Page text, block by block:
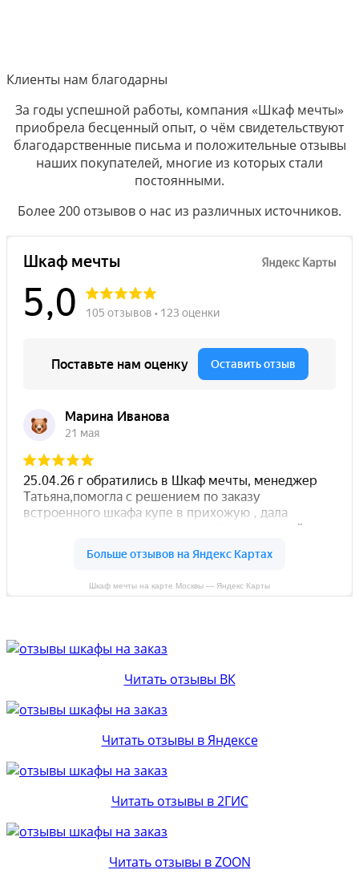
Клиенты нам благодарны
За годы успешной работы, компания «Шкаф мечты»
приобрела бесценный опыт, о чём свидетельствуют
благодарственные письма и положительные отзывы
наших покупателей, многие из которых стали
постоянными.
Более 200 отзывов о нас из различных источников.
Шкаф мечты на карте Москвы — Яндекс Карты
Читать отзывы ВК
Читать отзывы в Яндексе
Читать отзывы в 2ГИС
Читать отзывы в ZOON